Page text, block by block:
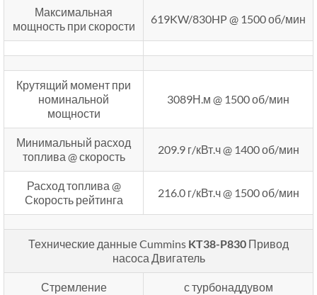
Максимальная
мощность при скорости
619KW/830HP @ 1500 об/мин
Крутящий момент при
номинальной
мощности
3089Н.м @ 1500 об/мин
Минимальный расход
топлива @ скорость
209.9 г/кВт.ч @ 1400 об/мин
Расход топлива @
Скорость рейтинга
216.0 г/кВт.ч @ 1500 об/мин
Технические данные Cummins KT38-P830 Привод
насоса Двигатель
Стремление с турбонаддувом